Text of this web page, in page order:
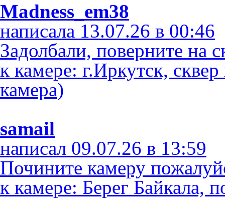
Madness_em38
написала 13.07.26 в 00:46
Задолбали, поверните на
к камере: г.Иркутск,
камера)
samail
написал 09.07.26 в 13:59
Почините камеру
к камере: Берег Байкала,